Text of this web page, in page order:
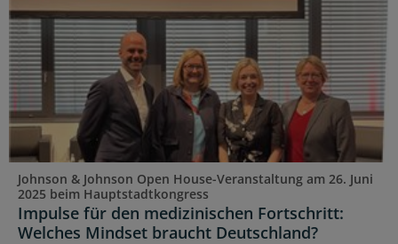
Johnson & Johnson Open House-Veranstaltung am 26. Juni
2025 beim Hauptstadtkongress
Impulse für den medizinischen Fortschritt:
Welches Mindset braucht Deutschland?